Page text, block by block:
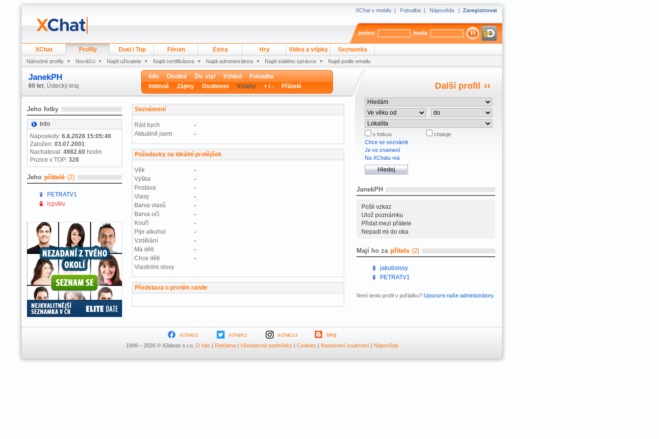
XChat v mobilu | Fotoalba | Nápověda | Zaregistrovat
jméno heslo
XChat Profily Duel / Top Fórum Extra Hry Videa a vtípky Seznamka
Náhodné profily Nováčci Najdi uživatele Najdi certifikátora Najdi administrátora Najdi stálého správce Najdi podle emailu
JanekPH
60 let, Ústecký kraj
Info Osobní Živ. styl Vzhled
Fotoalba
Intimně
Zájmy Osobnost Vztahy + / - Přátelé Další profil
Jeho fotky
Info
Naposledy: 6.8.2026 15:05:46
Založen: 03.07.2001
Nachatoval: 4982.60 hodin
Pozice v TOP: 328
Jeho přátelé (2)
PETRATV1
lcpvlkv
Seznámení
Rád bych
-
Aktuálně jsem
-
Požadavky na ideální protějšek
Věk
-
Výška
-
Postava
-
Vlasy
-
Barva vlasů
-
Barva očí
-
Kouří
-
Pije alkohol
-
Vzdělání
-
Má děti
-
Chce děti
-
Vlastními slovy
Představa o prvním rande
s fotkou
chatuje
Chce se seznámit
Je ve znamení
Na XChatu má
JanekPH
Pošli vzkaz
Ulož poznámku
Přidat mezi přátele
Nepadl mi do oka
Mají ho za přítele (2)
jakubsissy
PETRATV1
Není tento profil v pořádku? Upozorni naše administrátory.
xchatcz xchatcz xchat.cz
blog
1999 – 2026 © 42ideas s.r.o. O nás | Reklama| Všeobecné podmínky| Cookies | Nastavení soukromí| Nápověda